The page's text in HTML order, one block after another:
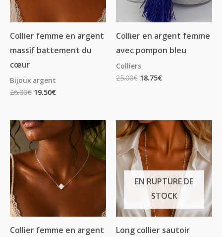
Collier femme en argent
massif battement du
cœur
Bijoux argent
26.00€ 19.50€
Collier en argent femme
avec pompon bleu
Colliers
25.00€ 18.75€
Collier femme en argent
EN RUPTURE DE
STOCK
Long collier sautoir